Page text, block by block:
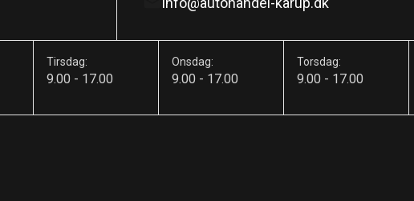
Tirsdag:
9.00 - 17.00
Onsdag:
9.00 - 17.00
Torsdag:
9.00 - 17.00